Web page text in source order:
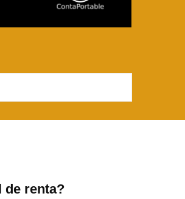
de renta?